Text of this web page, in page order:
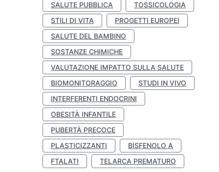
SALUTE PUBBLICA
TOSSICOLOGIA
STILI DI VITA
PROGETTI EUROPEI
SALUTE DEL BAMBINO
SOSTANZE CHIMICHE
VALUTAZIONE IMPATTO SULLA SALUTE
BIOMONITORAGGIO
STUDI IN VIVO
INTERFERENTI ENDOCRINI
OBESITÀ INFANTILE
PUBERTÀ PRECOCE
PLASTICIZZANTI
BISFENOLO A
FTALATI
TELARCA PREMATURO